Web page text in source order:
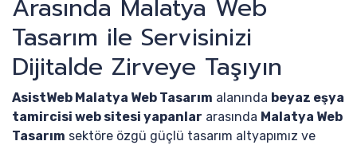
Arasında Malatya Web
Tasarım ile Servisinizi
Dijitalde Zirveye Taşıyın
AsistWeb Malatya Web Tasarım alanında beyaz eşya
tamircisi web sitesi yapanlar arasında Malatya Web
Tasarım sektöre özgü güçlü tasarım altyapımız ve